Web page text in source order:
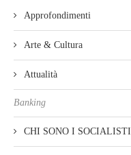
Approfondimenti
Arte & Cultura
Attualità
Banking
CHI SONO I SOCIALISTI